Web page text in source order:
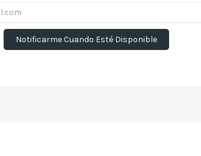
Notificarme Cuando Esté Disponible